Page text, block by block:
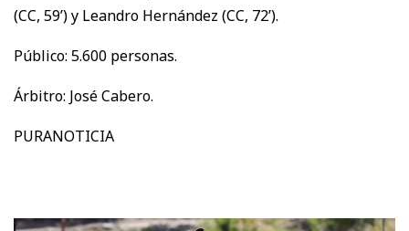
(CC, 59’) y Leandro Hernández (CC, 72’).
Público: 5.600 personas.
Árbitro: José Cabero.
PURANOTICIA